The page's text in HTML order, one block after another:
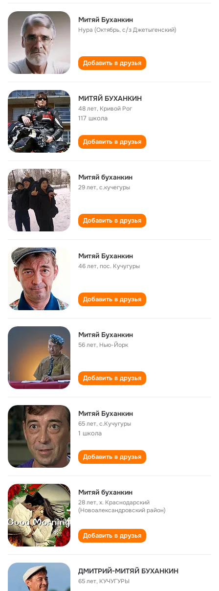
Митяй Буханкин
Нура (Октябрь, с/з Джетыгенский)
Добавить в друзья
МИТЯЙ БУХАНКИН
48 лет, Кривой Рог
117 школа
Добавить в друзья
Митяй бухaнкин
29 лет,с.кучегуры
Добавить в друзья
Митяй Буханкин
46 лет,пос. Кучугуры
Добавить в друзья
Митяй Буханкин
56 лет, Нью-Йорк
Добавить в друзья
Митяй Буханкин
65 лет,с.Кучугуры
1 школа
Добавить в друзья
Митяй буханкин
28 лет,х. Краснодарский
(Новоалександровский район)
Добавить в друзья
ДМИТРИЙ-МИТЯЙ БУХАНКИН
65 лет, КУЧУГУРЫ